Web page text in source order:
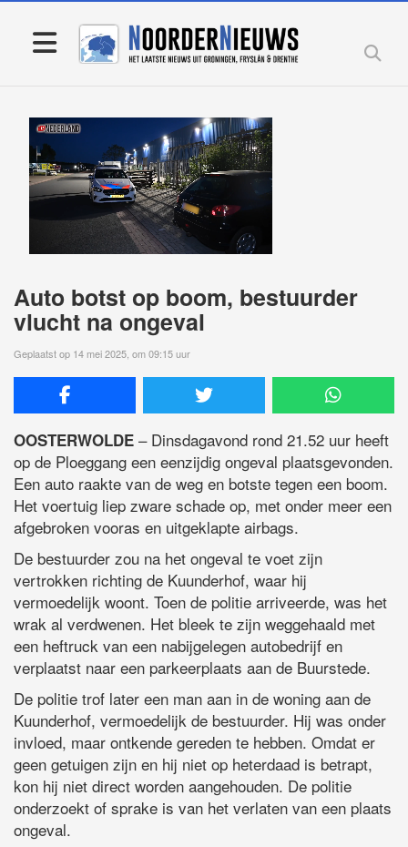
Auto botst op boom, bestuurder
vlucht na ongeval
Geplaatst op 14 mei 2025, om 09:15 uur
OOSTERWOLDE – Dinsdagavond rond 21.52 uur heeft
op de Ploeggang een eenzijdig ongeval plaatsgevonden.
Een auto raakte van de weg en botste tegen een boom.
Het voertuig liep zware schade op, met onder meer een
afgebroken vooras en uitgeklapte airbags.
De bestuurder zou na het ongeval te voet zijn
vertrokken richting de Kuunderhof, waar hij
vermoedelijk woont. Toen de politie arriveerde, was het
wrak al verdwenen. Het bleek te zijn weggehaald met
een heftruck van een nabijgelegen autobedrijf en
verplaatst naar een parkeerplaats aan de Buurstede.
De politie trof later een man aan in de woning aan de
Kuunderhof, vermoedelijk de bestuurder. Hij was onder
invloed, maar ontkende gereden te hebben. Omdat er
geen getuigen zijn en hij niet op heterdaad is betrapt,
kon hij niet direct worden aangehouden. De politie
onderzoekt of sprake is van het verlaten van een plaats
ongeval.